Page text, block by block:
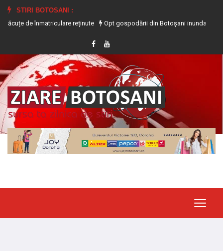
STIRI BOTOSANI :
reținute
Opt gospodării din Botoșani inundate în urma